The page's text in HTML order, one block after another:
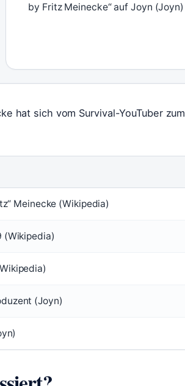
by Fritz Meinecke“ auf Joyn (Joyn)
hat sich vom Survival-YouTuber zum
Meinecke (Wikipedia)
(Wikipedia)
(Joyn)